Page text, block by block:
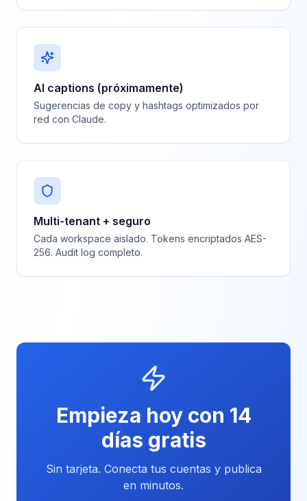
AI captions (próximamente)
Sugerencias de copy y hashtags optimizados por
red con Claude.
Multi-tenant + seguro
Cada workspace aislado. Tokens encriptados AES-
256. Audit log completo.
Empieza hoy con 14
días gratis
Sin tarjeta. Conecta tus cuentas y publica
en minutos.